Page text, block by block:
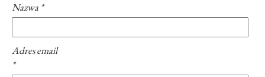
Nazwa *
Adres email
*